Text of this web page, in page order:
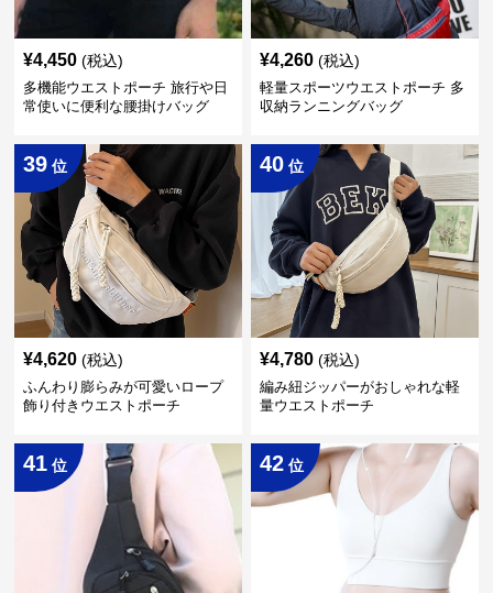
¥4,450 (税込)
多機能ウエストポーチ 旅行や日
常使いに便利な腰掛けバッグ
¥4,260 (税込)
軽量スポーツウエストポーチ 多
収納ランニングバッグ
39 位
¥4,620 (税込)
ふんわり膨らみが可愛いロープ
飾り付きウエストポーチ
40 位
¥4,780 (税込)
編み紐ジッパーがおしゃれな軽
量ウエストポーチ
41 位 42 位